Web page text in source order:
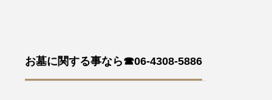
お墓に関する事なら☎06-4308-5886